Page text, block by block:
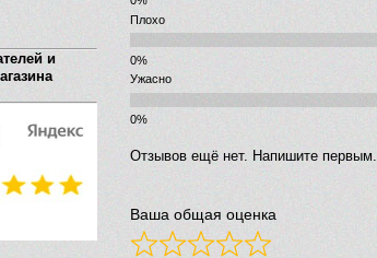
и
Плохо
Ужасно
Отзывов ещё нет. Напишите первым.
Ваша общая оценка